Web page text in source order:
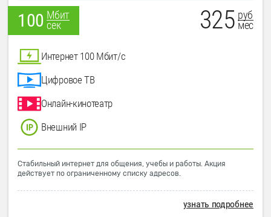
100 Мбит
сек
325 руб
мес
Интернет 100 Мбит/с
Цифровое ТВ
Онлайн-кинотеатр
Внешний IP
Стабильный интернет для общения, учебы и работы. Акция
действует по ограниченному списку адресов.
узнать подробнее